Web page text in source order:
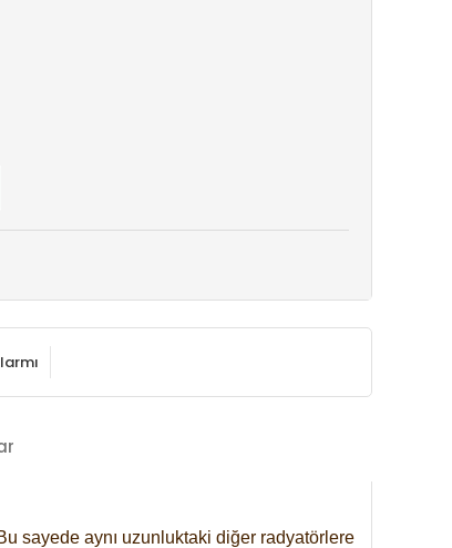
sayede aynı uzunluktaki diğer radyatörlere